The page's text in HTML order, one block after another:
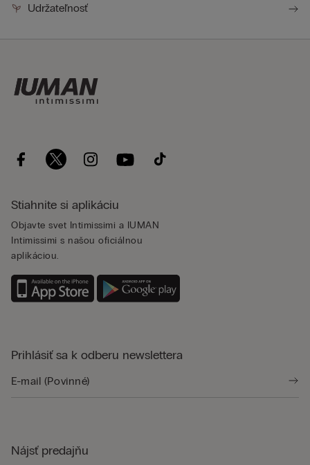
Udržateľnosť
Stiahnite si aplikáciu
Objavte svet Intimissimi a IUMAN
Intimissimi s našou oficiálnou
aplikáciou.
Prihlásiť sa k odberu newslettera
Nájsť predajňu